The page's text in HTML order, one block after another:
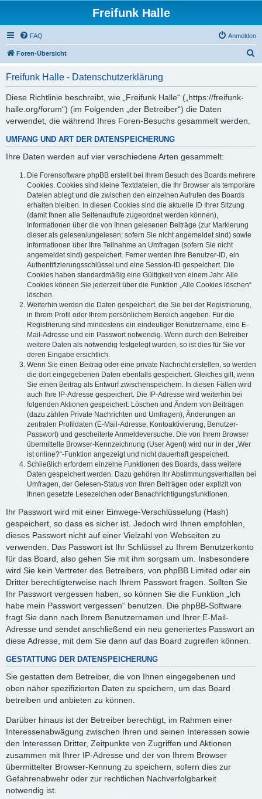
Freifunk Halle
FAQ Anmelden
Foren-Übersicht
Freifunk Halle - Datenschutzerklärung
Diese Richtlinie beschreibt, wie „Freifunk Halle“ („https://freifunk-
halle.org/forum“) (im Folgenden „der Betreiber“) die Daten
verwendet, die während Ihres Foren-Besuchs gesammelt werden.
UMFANG UND ART DER DATENSPEICHERUNG
Ihre Daten werden auf vier verschiedene Arten gesammelt:
Die Forensoftware phpBB erstellt bei Ihrem Besuch des Boards mehrere
Cookies. Cookies sind kleine Textdateien, die Ihr Browser als temporäre
Dateien ablegt und die zwischen den einzelnen Aufrufen des Boards
erhalten bleiben. In diesen Cookies sind die aktuelle ID Ihrer Sitzung
(damit Ihnen alle Seitenaufrufe zugeordnet werden können),
Informationen über die von Ihnen gelesenen Beiträge (zur Markierung
dieser als gelesen/ungelesen; sofern Sie nicht angemeldet sind) sowie
Informationen über Ihre Teilnahme an Umfragen (sofern Sie nicht
angemeldet sind) gespeichert. Ferner werden Ihre Benutzer-ID, ein
Authentifizierungsschlüssel und eine Session-ID gespeichert. Die
Cookies haben standardmäßig eine Gültigkeit von einem Jahr. Alle
Cookies können Sie jederzeit über die Funktion „Alle Cookies löschen“
löschen.
Weiterhin werden die Daten gespeichert, die Sie bei der Registrierung,
in Ihrem Profil oder Ihrem persönlichem Bereich angeben. Für die
Registrierung sind mindestens ein eindeutiger Benutzername, eine E-
Mail-Adresse und ein Passwort notwendig. Wenn durch den Betreiber
weitere Daten als notwendig festgelegt wurden, so ist dies für Sie vor
deren Eingabe ersichtlich.
Wenn Sie einen Beitrag oder eine private Nachricht erstellen, so werden
die dort eingegebenen Daten ebenfalls gespeichert. Gleiches gilt, wenn
Sie einen Beitrag als Entwurf zwischenspeichern. In diesen Fällen wird
auch Ihre IP-Adresse gespeichert. Die IP-Adresse wird weiterhin bei
folgenden Aktionen gespeichert: Löschen und Ändern von Beiträgen
(dazu zählen Private Nachrichten und Umfragen), Änderungen an
zentralen Profildaten (E-Mail-Adresse, Kontoaktivierung, Benutzer-
Passwort) und gescheiterte Anmeldeversuche. Die von Ihrem Browser
übermittelte Browser-Kennzeichnung (User Agent) wird nur in der „Wer
ist online?“-Funktion angezeigt und nicht dauerhaft gespeichert.
Schließlich erfordern einzelne Funktionen des Boards, dass weitere
Daten gespeichert werden. Dazu gehören Ihr Abstimmungsverhalten bei
Umfragen, der Gelesen-Status von Ihren Beiträgen oder explizit von
Ihnen gesetzte Lesezeichen oder Benachrichtigungsfunktionen.
Ihr Passwort wird mit einer Einwege-Verschlüsselung (Hash)
gespeichert, so dass es sicher ist. Jedoch wird Ihnen empfohlen,
dieses Passwort nicht auf einer Vielzahl von Webseiten zu
verwenden. Das Passwort ist Ihr Schlüssel zu Ihrem Benutzerkonto
für das Board, also gehen Sie mit ihm sorgsam um. Insbesondere
wird Sie kein Vertreter des Betreibers, von phpBB Limited oder ein
Dritter berechtigterweise nach Ihrem Passwort fragen. Sollten Sie
Ihr Passwort vergessen haben, so können Sie die Funktion „Ich
habe mein Passwort vergessen“ benutzen. Die phpBB-Software
fragt Sie dann nach Ihrem Benutzernamen und Ihrer E-Mail-
Adresse und sendet anschließend ein neu generiertes Passwort an
diese Adresse, mit dem Sie dann auf das Board zugreifen können.
GESTATTUNG DER DATENSPEICHERUNG
Sie gestatten dem Betreiber, die von Ihnen eingegebenen und
oben näher spezifizierten Daten zu speichern, um das Board
betreiben und anbieten zu können.
Darüber hinaus ist der Betreiber berechtigt, im Rahmen einer
Interessenabwägung zwischen Ihren und seinen Interessen sowie
den Interessen Dritter, Zeitpunkte von Zugriffen und Aktionen
zusammen mit Ihrer IP-Adresse und der von Ihrem Browser
übermittelter Browser-Kennung zu speichern, sofern dies zur
Gefahrenabwehr oder zur rechtlichen Nachverfolgbarkeit
notwendig ist.